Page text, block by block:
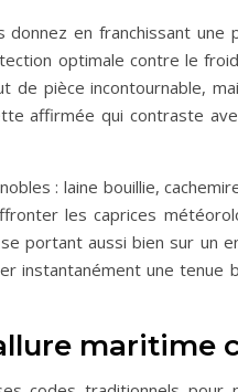
en franchissant une
optimale contre le
de pièce incontournable,
affirmée qui contraste
: laine bouillie,
les caprices
portant aussi bien sur un
instantanément une tenue
maritime